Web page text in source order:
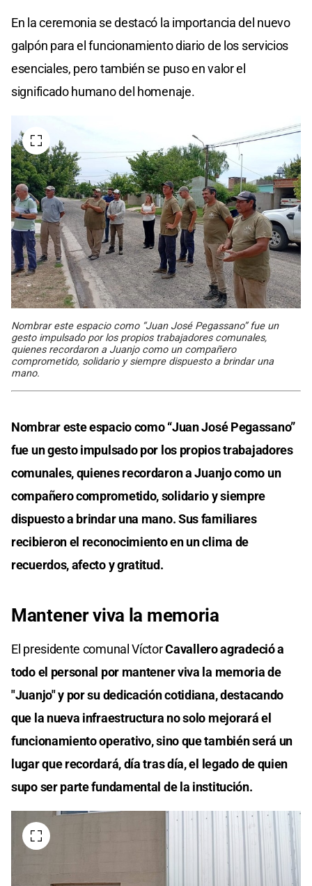
En la ceremonia se destacó la importancia del nuevo
galpón para el funcionamiento diario de los servicios
esenciales, pero también se puso en valor el
significado humano del homenaje.
Nombrar este espacio como “Juan José Pegassano” fue un
gesto impulsado por los propios trabajadores comunales,
quienes recordaron a Juanjo como un compañero
comprometido, solidario y siempre dispuesto a brindar una
mano.
Nombrar este espacio como “Juan José Pegassano”
fue un gesto impulsado por los propios trabajadores
comunales, quienes recordaron a Juanjo como un
compañero comprometido, solidario y siempre
dispuesto a brindar una mano. Sus familiares
recibieron el reconocimiento en un clima de
recuerdos, afecto y gratitud.
Mantener viva la memoria
El presidente comunal VíctorCavallero agradeció a
todo el personal por mantener viva la memoria de
"Juanjo" y por su dedicación cotidiana, destacando
que la nueva infraestructura no solo mejorará el
funcionamiento operativo, sino que también será un
lugar que recordará, día tras día, el legado de quien
supo ser parte fundamental de la institución.